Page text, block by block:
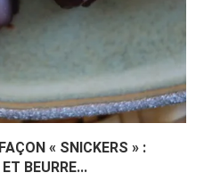
« SNICKERS » :
BEURRE...